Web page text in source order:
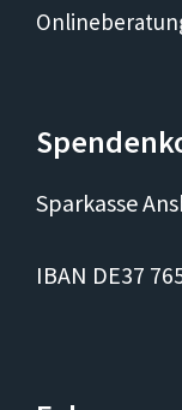
Sparkasse
IBAN DE37